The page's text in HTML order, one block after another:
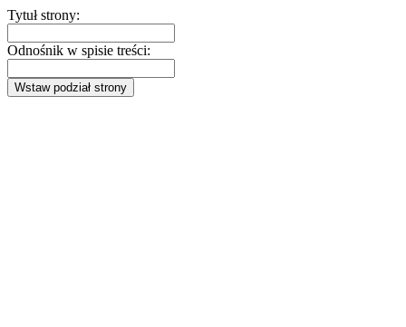
Tytuł strony:
Odnośnik w spisie treści:
Wstaw podział strony